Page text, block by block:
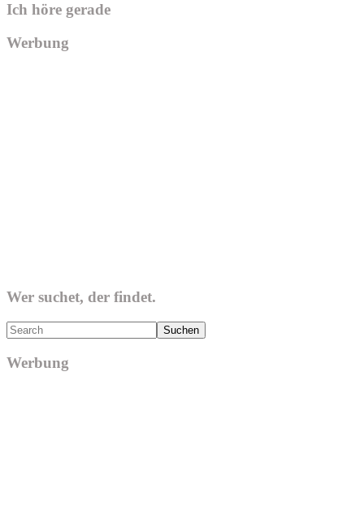
Ich höre gerade
Werbung
Wer suchet, der findet.
Search
Werbung